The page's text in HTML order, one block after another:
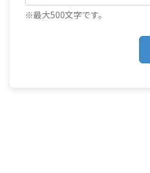
※最大500文字です。